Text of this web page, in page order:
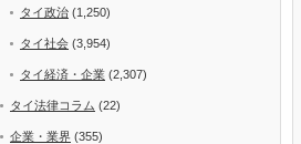
タイ政治 (1,250)
タイ社会 (3,954)
タイ経済・企業 (2,307)
タイ法律コラム (22)
企業・業界 (355)